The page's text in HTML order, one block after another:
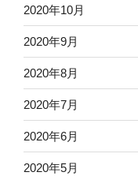
2020年10月
2020年9月
2020年8月
2020年7月
2020年6月
2020年5月